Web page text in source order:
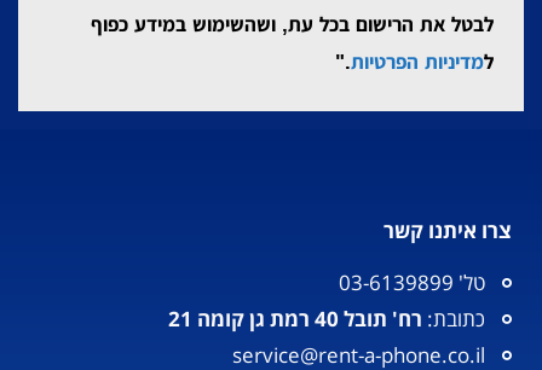
לבטל את הרישום בכל עת, ושהשימוש במידע כפוף
למדיניות הפרטיות."
צרו איתנו קשר
טל' 03-6139899
כתובת: רח' תובל 40 רמת גן קומה 21
service@rent-a-phone.co.il